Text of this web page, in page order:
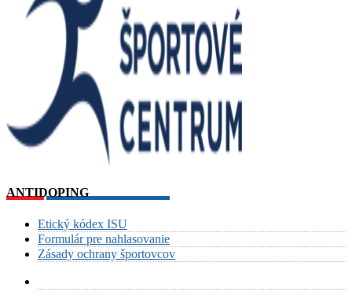
ANTIDOPING
Etický kódex ISU
Formulár pre nahlasovanie
Zásady ochrany športovcov